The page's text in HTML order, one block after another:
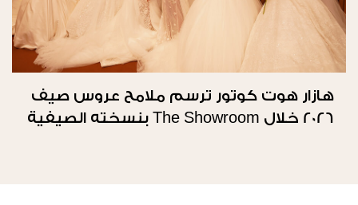
هازار هوت كوتور ترسم ملامح عروس صيف
2026 خلال The Showroom بنسخته الصيفية